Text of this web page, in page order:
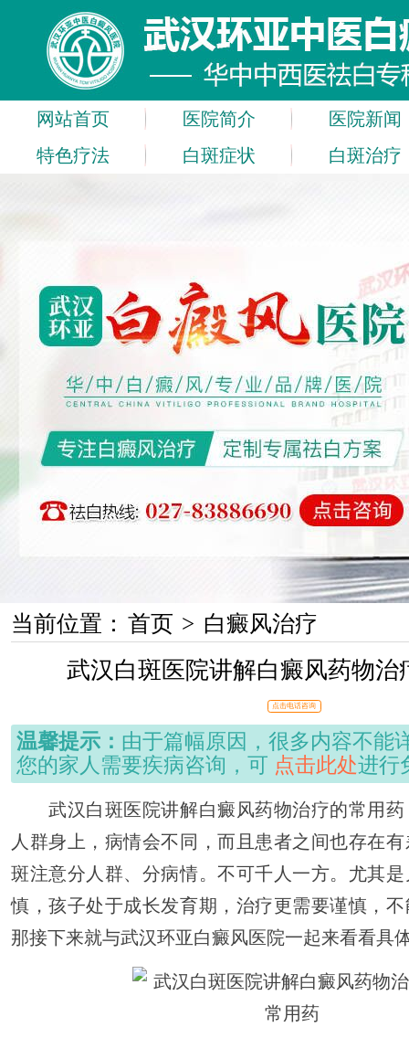
网站首页 医院简介
医院新闻
特色疗法
白斑症状 白斑治疗
当前位置： 首页 > 白癜风治疗
武汉白斑医院讲解白癜风药物治
点击电话咨询
温馨提示： 由于篇幅原因，很多内容不能
您的家人需要疾病咨询，可 点击此处进行
武汉白斑医院讲解白癜风药物治疗的常用药
人群身上，病情会不同，而且患者之间也存在
斑注意分人群、分病情。不可千人一方。尤其
慎，孩子处于成长发育期，治疗更需要谨慎，
那接下来就与武汉环亚白癜风医院一起来看看具